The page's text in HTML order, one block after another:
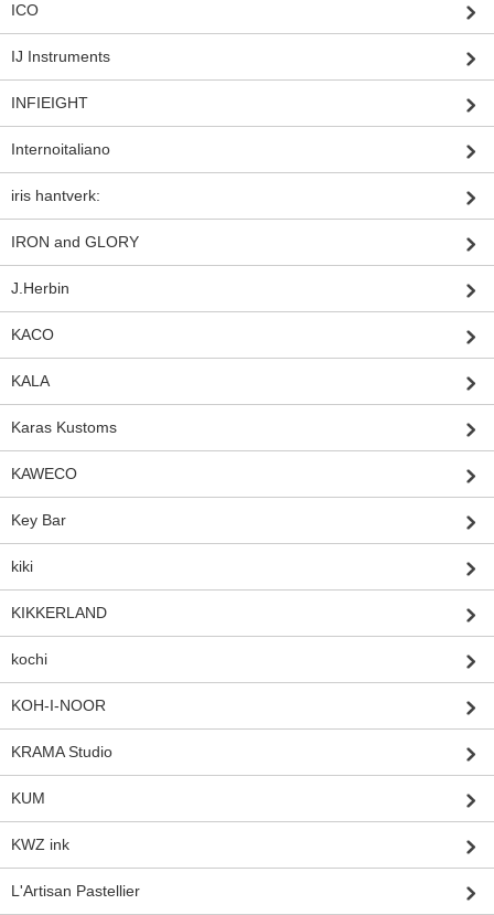
ICO
IJ Instruments
INFIEIGHT
Internoitaliano
iris hantverk:
IRON and GLORY
J.Herbin
KACO
KALA
Karas Kustoms
KAWECO
Key Bar
kiki
KIKKERLAND
kochi
KOH-I-NOOR
KRAMA Studio
KUM
KWZ ink
L'Artisan Pastellier